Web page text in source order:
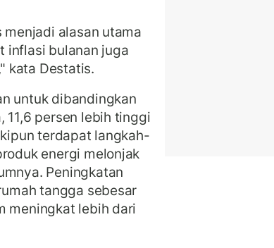
alasan utama
inflasi bulanan juga
kata Destatis.
untuk dibandingkan
11,6 persen lebih tinggi
terdapat langkah-
energi melonjak
Peningkatan
tangga sebesar
meningkat lebih dari